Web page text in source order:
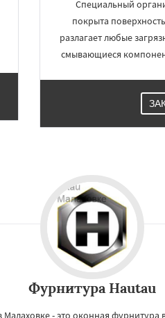
Специальный
покрыта
разлагает любые
смывающиеся
Фурнитура Hautau
- это оконная фурнитура